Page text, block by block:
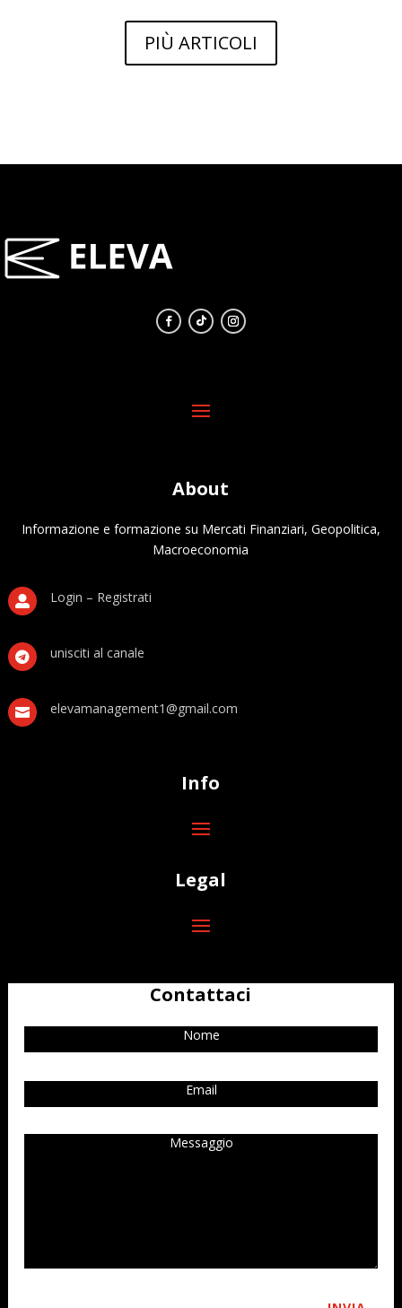
PIÙ ARTICOLI
About
Informazione e formazione su Mercati Finanziari, Geopolitica,
Macroeconomia
 Login – Registrati
 unisciti al canale
 elevamanagement1@gmail.com
Info
Legal
Contattaci